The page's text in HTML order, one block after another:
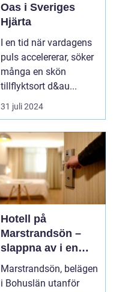
Oas i Sveriges
Hjärta
I en tid när vardagens
puls accelererar, söker
många en skön
tillflyktsort d&au...
31 juli 2024
Hotell på
Marstrandsön –
slappna av i en
oas vid havet
Marstrandsön, belägen
i Bohuslän utanför